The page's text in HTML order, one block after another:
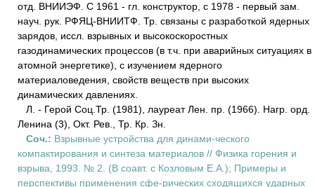
отд. ВНИИЭФ. С 1961 - гл. конструктор, с 1978 - первый зам.
науч. рук. РФЯЦ-ВНИИТФ. Тр. связаны с разработкой ядерных
зарядов, иссл. взрывных и высокоскоростных
газодинамических процессов (в т.ч. при аварийных ситуациях в
атомной энергетике), с изучением ядерного
материаловедения, свойств веществ при высоких
динамических давлениях.
Л. - Герой Соц.Тр. (1981), лауреат Лен. пр. (1966). Нагр. орд.
Ленина (3), Окт. Рев., Тр. Кр. Зн.
Соч.: Взрывные устройства для динами-ческого
компактирования и синтеза материалов // Физика горения и
взрыва, 1993. № 2. (В соавт. с Козловым Е.А.); Примеры и
перспективы применения сфе-рических сходящихся ударных